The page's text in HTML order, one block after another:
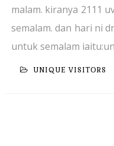
malam. kiranya 2111
semalam. dan hari ni
untuk semalam
UNIQUE VISITORS